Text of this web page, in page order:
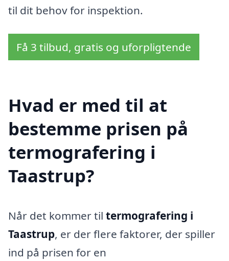
til dit behov for inspektion.
Få 3 tilbud, gratis og uforpligtende
Hvad er med til at
bestemme prisen på
termografering i
Taastrup?
Når det kommer til termografering i
Taastrup, er der flere faktorer, der spiller
ind på prisen for en